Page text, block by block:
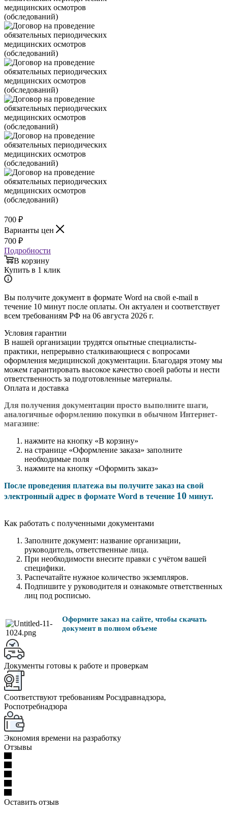
700 ₽
Варианты цен
700 ₽
Подробности
В корзину
Купить в 1 клик
Вы получите документ в формате Word на свой e-mail в
течение 10 минут после оплаты. Он актуален и соответствует
всем требованиям РФ на 06 августа 2026 г.
Условия гарантии
В нашей организации трудятся опытные специалисты-
практики, непрерывно сталкивающиеся с вопросами
оформления медицинской документации. Благодаря этому мы
можем гарантировать высокое качество своей работы и нести
ответственность за подготовленные материалы.
Оплата и доставка
Для получения документации просто выполните шаги,
аналогичные оформлению покупки в обычном Интернет-
магазине:
нажмите на кнопку «В корзину»
на странице «Оформление заказа» заполните
необходимые поля
нажмите на кнопку «Оформить заказ»
После проведения платежа вы получите заказ на свой
электронный адрес в формате Word в течение 10 минут.
Как работать с полученными документами
Заполните документ: название организации,
руководитель, ответственные лица.
При необходимости внесите правки с учётом вашей
специфики.
Распечатайте нужное количество экземпляров.
Подпишите у руководителя и ознакомьте ответственных
лиц под росписью.
Оформите заказ на сайте, чтобы скачать
документ в полном объеме
Документы готовы к работе и проверкам
Соответствуют требованиям Росздравнадзора,
Роспотребнадзора
Экономия времени на разработку
Отзывы
Оставить отзыв